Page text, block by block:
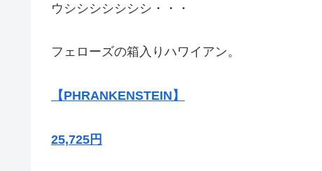
ウシシシシシシシ・・・
フェローズの箱入りハワイアン。
【PHRANKENSTEIN】
25,725円